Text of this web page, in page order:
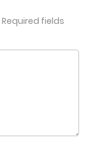
Required fields